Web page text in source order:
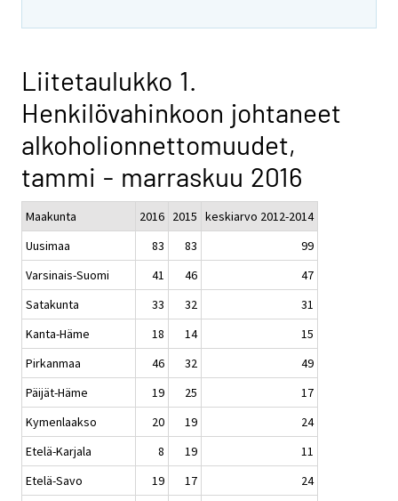
Liitetaulukko 1.
Henkilövahinkoon johtaneet
alkoholionnettomuudet,
tammi - marraskuu 2016
Maakunta 2016 2015 keskiarvo 2012-2014
Uusimaa
83 83
99
Varsinais-Suomi
41 46
47
Satakunta
33 32
31
Kanta-Häme
18 14
15
Pirkanmaa
46 32
49
Päijät-Häme
19 25
17
Kymenlaakso
20 19
24
Etelä-Karjala
8 19
11
Etelä-Savo
19 17
24